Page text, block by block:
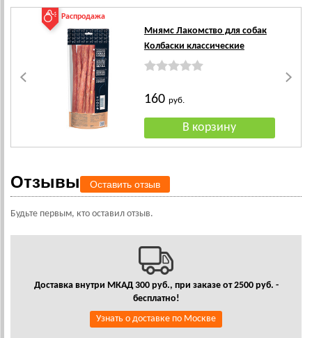
Распродажа
Мнямс Лакомство для собак
Колбаски классические
160 руб.
Отзывы Оставить отзыв
Будьте первым, кто оставил отзыв.
Доставка внутри МКАД 300 руб., при заказе от 2500 руб. -
бесплатно!
Узнать о доставке по Москве